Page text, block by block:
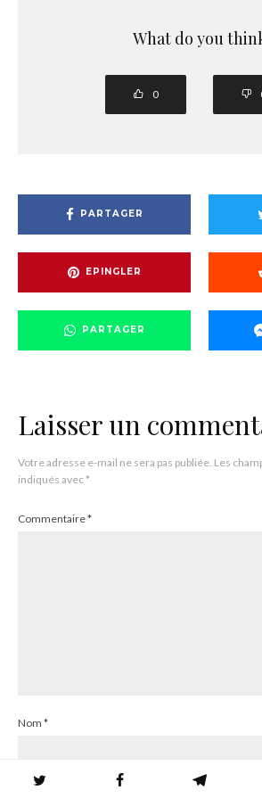
What do you
0
PARTAGER
EPINGLER
PARTAGER
Laisser un
Votre adresse e-mail ne sera pas publiée. Les
indiqués avec*
Commentaire*
Nom *